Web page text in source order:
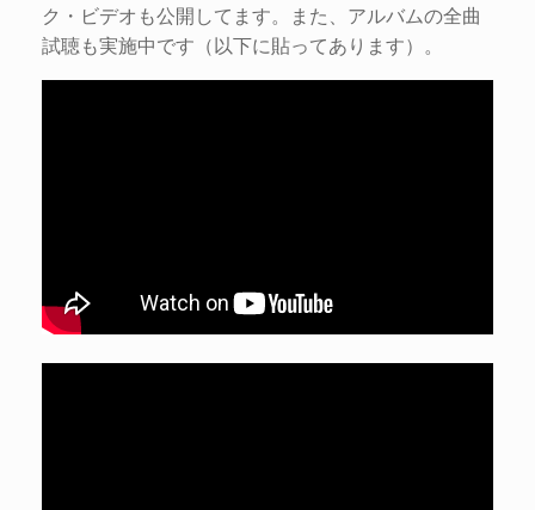
ク・ビデオも公開してます。また、アルバムの全曲
試聴も実施中です（以下に貼ってあります）。